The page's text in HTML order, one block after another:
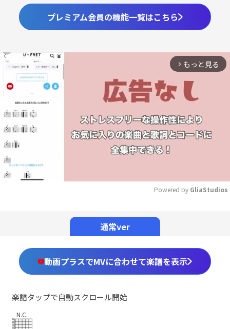
プレミアム会員の機能一覧はこちら
arrow_forward_ios もっと見る
Powered by GliaStudios
通常ver
動画プラスでMVに合わせて楽譜を表示
楽譜タップで自動スクロール開始
N.C.